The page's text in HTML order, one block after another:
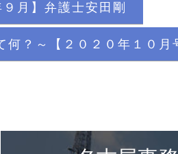
月】弁護士安田剛
何？～【２０２０年１０月